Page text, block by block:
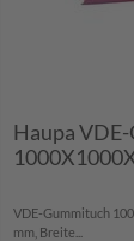
Haupa
VDE-Gummituch
mm, Breite...